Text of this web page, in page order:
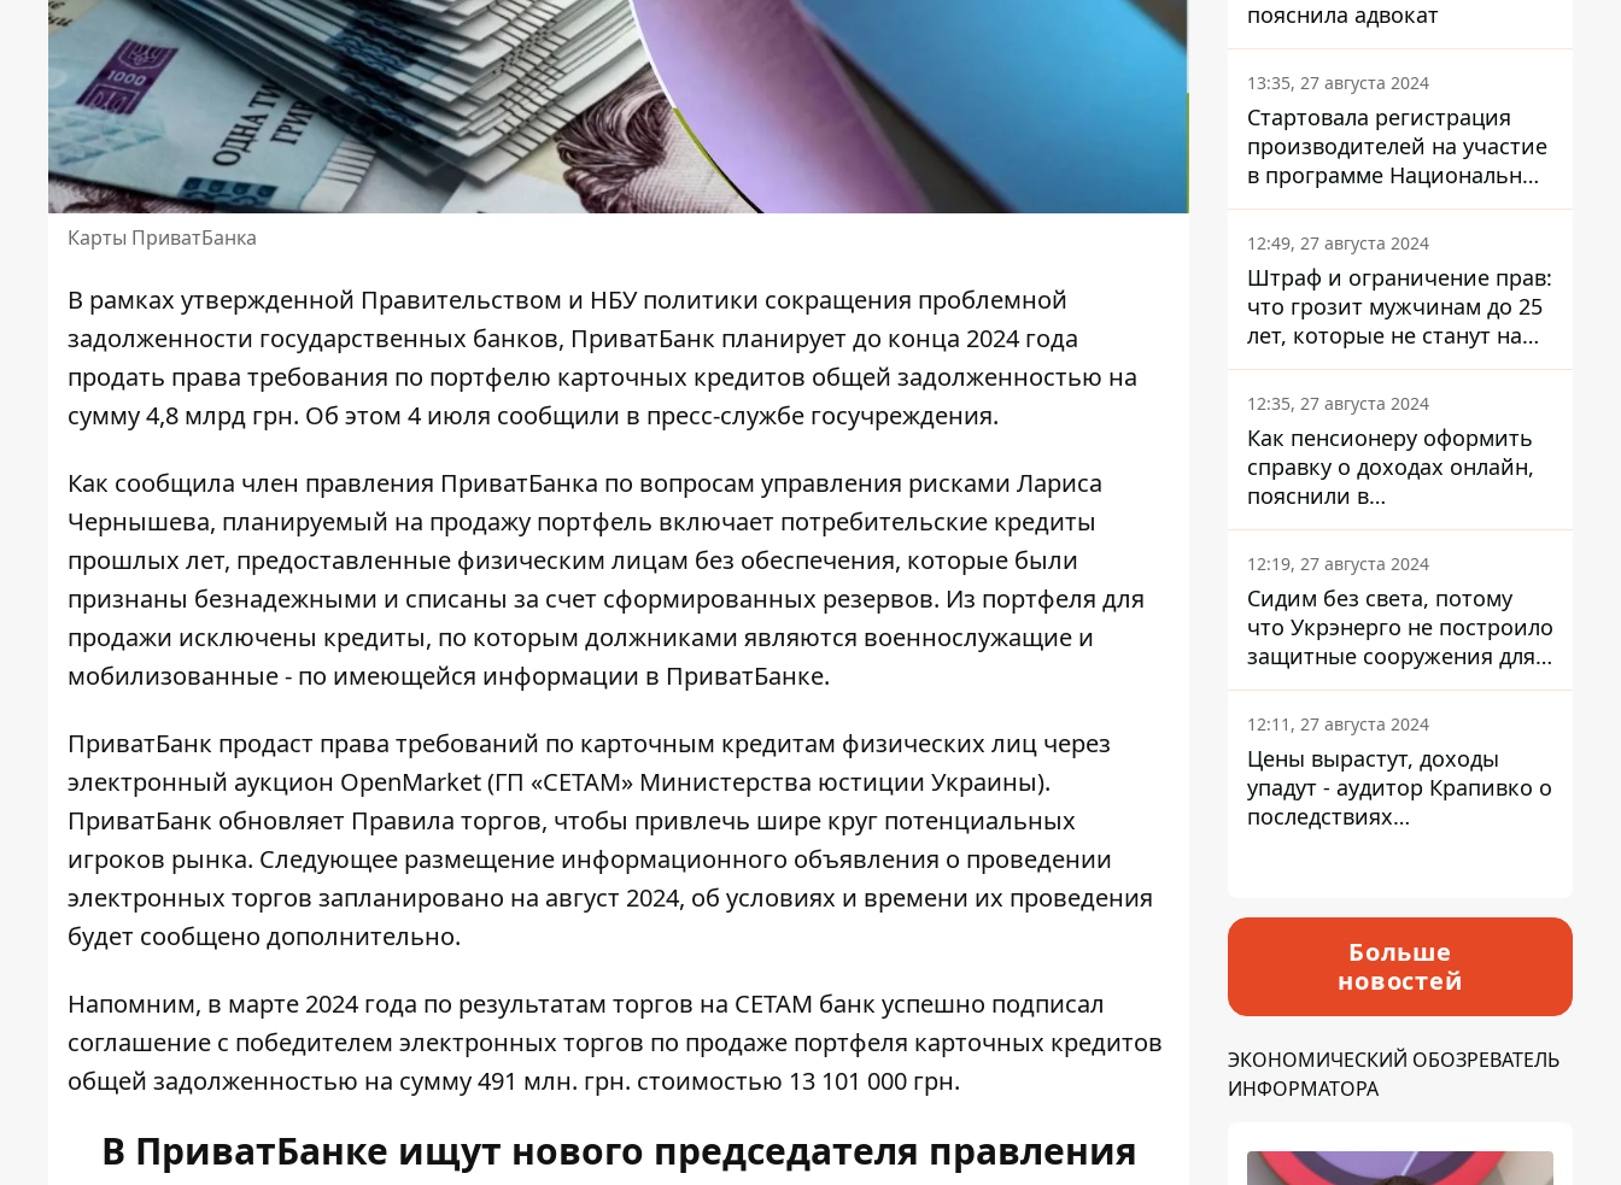
Карты ПриватБанка
В рамках утвержденной Правительством и НБУ политики сокращения проблемной
задолженности государственных банков, ПриватБанк планирует до конца 2024 года
продать права требования по портфелю карточных кредитов общей задолженностью на
сумму 4,8 млрд грн. Об этом 4 июля сообщили в пресс-службе госучреждения.
Как сообщила член правления ПриватБанка по вопросам управления рисками Лариса
Чернышева, планируемый на продажу портфель включает потребительские кредиты
прошлых лет, предоставленные физическим лицам без обеспечения, которые были
признаны безнадежными и списаны за счет сформированных резервов. Из портфеля для
продажи исключены кредиты, по которым должниками являются военнослужащие и
мобилизованные - по имеющейся информации в ПриватБанке.
ПриватБанк продаст права требований по карточным кредитам физических лиц через
электронный аукцион OpenMarket (ГП «СЕТАМ» Министерства юстиции Украины).
ПриватБанк обновляет Правила торгов, чтобы привлечь шире круг потенциальных
игроков рынка. Следующее размещение информационного объявления о проведении
электронных торгов запланировано на август 2024, об условиях и времени их проведения
будет сообщено дополнительно.
Напомним, в марте 2024 года по результатам торгов на СЕТАМ банк успешно подписал
соглашение с победителем электронных торгов по продаже портфеля карточных кредитов
общей задолженностью на сумму 491 млн. грн. стоимостью 13 101 000 грн.
В ПриватБанке ищут нового председателя правления
пояснила адвокат
13:35, 27 августа 2024
Стартовала регистрация
производителей на участие
в программе Национальный
кэшбек: как это сделать
через портал Дія
12:49, 27 августа 2024
Штраф и ограничение прав:
что грозит мужчинам до 25
лет, которые не станут на
военный учет
12:35, 27 августа 2024
Как пенсионеру оформить
справку о доходах онлайн,
пояснили в
Минсоцполитики
12:19, 27 августа 2024
Сидим без света, потому
что Укрэнерго не построило
защитные сооружения для
энергетики - нардеп
Кучеренко
12:11, 27 августа 2024
Цены вырастут, доходы
упадут - аудитор Крапивко о
последствиях
Больше
новостей
ЭКОНОМИЧЕСКИЙ ОБОЗРЕВАТЕЛЬ
ИНФОРМАТОРА